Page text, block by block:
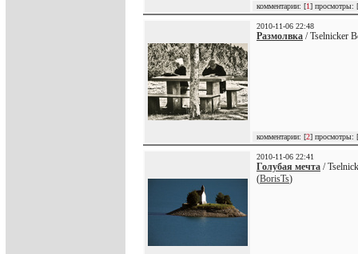
комментарии: [1] просмотры: [
2010-11-06 22:48
Размолвка / Tselnicker
комментарии: [2] просмотры: [
2010-11-06 22:41
Голубая мечта /
(BorisTs)